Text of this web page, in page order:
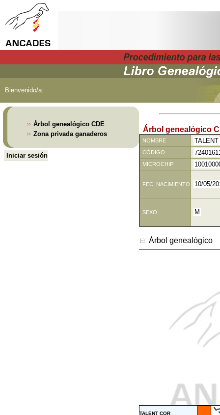
Bienvenido/a:
Árbol genealógico CDE
Zona privada ganaderos
Iniciar sesión
Árbol genealógico
NOMBRE
CÓDIGO
MICROCHIP
FEC. NACIMIENTO
SEXO
Árbol genealógico
TALENT COR